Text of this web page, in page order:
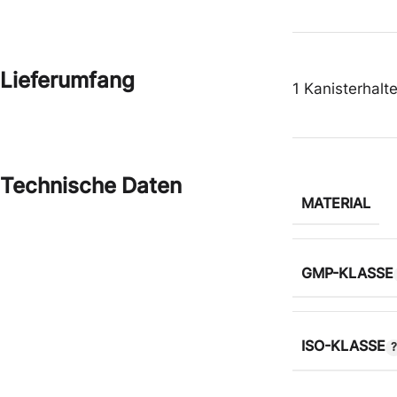
Lieferumfang 1
Technische Daten
MATERIAL
GMP-KLASSE
ISO-KLASSE